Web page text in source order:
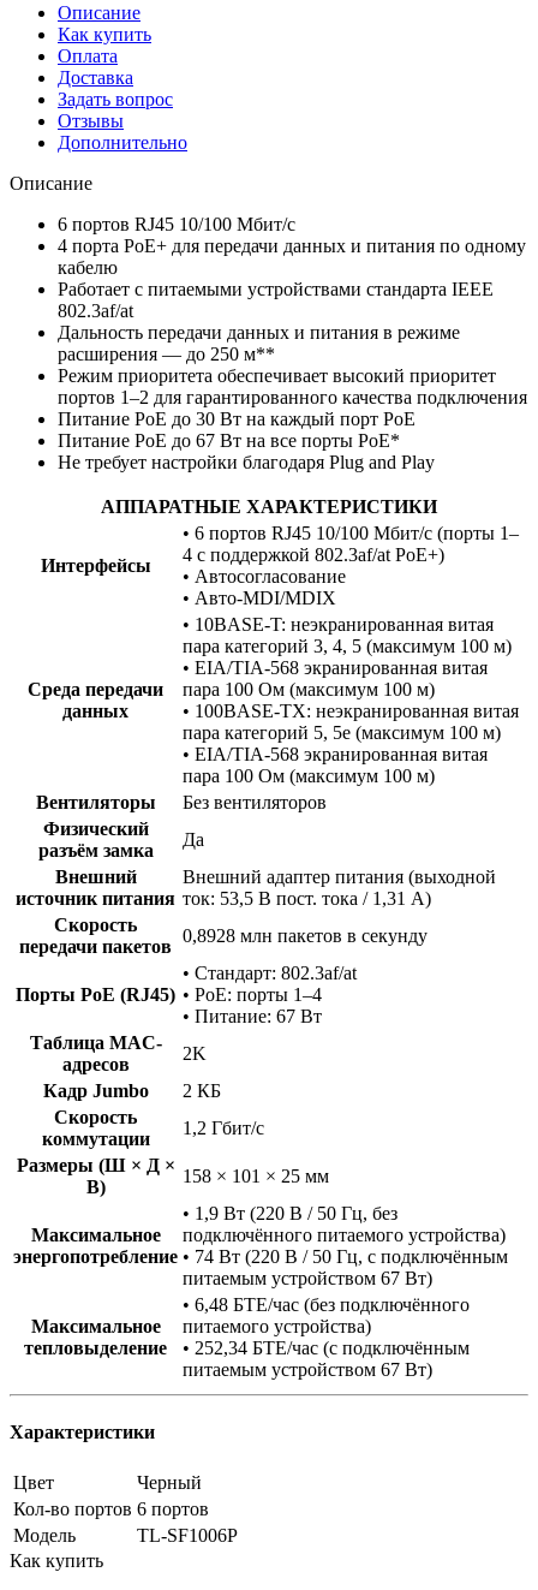
Описание
Как купить
Оплата
Доставка
Задать вопрос
Отзывы
Дополнительно
Описание
6 портов RJ45 10/100 Мбит/с
4 порта PoE+ для передачи данных и питания по одному
кабелю
Работает с питаемыми устройствами стандарта IEEE
802.3af/at
Дальность передачи данных и питания в режиме
расширения — до 250 м**
Режим приоритета обеспечивает высокий приоритет
портов 1–2 для гарантированного качества подключения
Питание PoE до 30 Вт на каждый порт PoE
Питание PoE до 67 Вт на все порты PoE*
Не требует настройки благодаря Plug and Play
АППАРАТНЫЕ ХАРАКТЕРИСТИКИ
Интерфейсы
• 6 портов RJ45 10/100 Мбит/с (порты 1–
4 с поддержкой 802.3af/at PoE+)
• Автосогласование
• Авто-MDI/MDIX
Среда передачи
данных
• 10BASE-T: неэкранированная витая
пара категорий 3, 4, 5 (максимум 100 м)
• EIA/TIA-568 экранированная витая
пара 100 Ом (максимум 100 м)
• 100BASE-TX: неэкранированная витая
пара категорий 5, 5e (максимум 100 м)
• EIA/TIA-568 экранированная витая
пара 100 Ом (максимум 100 м)
Вентиляторы
Без вентиляторов
Физический
разъём замка
Да
Внешний
источник питания
Внешний адаптер питания (выходной
ток: 53,5 В пост. тока / 1,31 А)
Скорость
передачи пакетов
0,8928 млн пакетов в секунду
Порты PoE (RJ45)
• Стандарт: 802.3af/at
• PoE: порты 1–4
• Питание: 67 Вт
Таблица MAC-
адресов
2K
Кадр Jumbo
2 КБ
Скорость
коммутации
1,2 Гбит/с
Размеры (Ш × Д ×
В)
158 × 101 × 25 мм
Максимальное
энергопотребление
• 1,9 Вт (220 В / 50 Гц, без
подключённого питаемого устройства)
• 74 Вт (220 В / 50 Гц, с подключённым
питаемым устройством 67 Вт)
Максимальное
тепловыделение
• 6,48 БТЕ/час (без подключённого
питаемого устройства)
• 252,34 БТЕ/час (с подключённым
питаемым устройством 67 Вт)
Характеристики
Цвет
Черный
Кол-во портов 6 портов
Модель
TL-SF1006P
Как купить